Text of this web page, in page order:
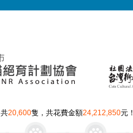
20,600隻，共花費金額24,212,850元！